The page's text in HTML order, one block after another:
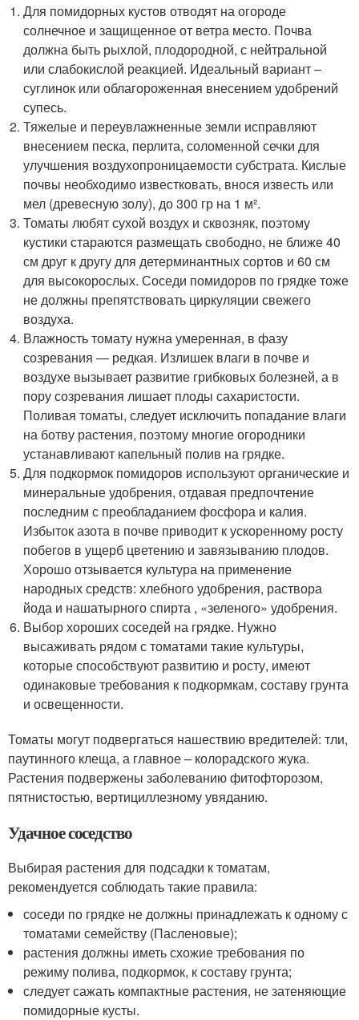
Для помидорных кустов отводят на огороде
солнечное и защищенное от ветра место. Почва
должна быть рыхлой, плодородной, с нейтральной
или слабокислой реакцией. Идеальный вариант –
суглинок или облагороженная внесением удобрений
супесь.
Тяжелые и переувлажненные земли исправляют
внесением песка, перлита, соломенной сечки для
улучшения воздухопроницаемости субстрата. Кислые
почвы необходимо известковать, внося известь или
мел (древесную золу), до 300 гр на 1 м².
Томаты любят сухой воздух и сквозняк, поэтому
кустики стараются размещать свободно, не ближе 40
см друг к другу для детерминантных сортов и 60 см
для высокорослых. Соседи помидоров по грядке тоже
не должны препятствовать циркуляции свежего
воздуха.
Влажность томату нужна умеренная, в фазу
созревания — редкая. Излишек влаги в почве и
воздухе вызывает развитие грибковых болезней, а в
пору созревания лишает плоды сахаристости.
Поливая томаты, следует исключить попадание влаги
на ботву растения, поэтому многие огородники
устанавливают капельный полив на грядке.
Для подкормок помидоров используют органические и
минеральные удобрения, отдавая предпочтение
последним с преобладанием фосфора и калия.
Избыток азота в почве приводит к ускоренному росту
побегов в ущерб цветению и завязыванию плодов.
Хорошо отзывается культура на применение
народных средств: хлебного удобрения, раствора
йода и нашатырного спирта , «зеленого» удобрения.
Выбор хороших соседей на грядке. Нужно
высаживать рядом с томатами такие культуры,
которые способствуют развитию и росту, имеют
одинаковые требования к подкормкам, составу грунта
и освещенности.
Томаты могут подвергаться нашествию вредителей: тли,
паутинного клеща, а главное – колорадского жука.
Растения подвержены заболеванию фитофторозом,
пятнистостью, вертициллезному увяданию.
Удачное соседство
Выбирая растения для подсадки к томатам,
рекомендуется соблюдать такие правила:
соседи по грядке не должны принадлежать к одному с
томатами семейству (Пасленовые);
растения должны иметь схожие требования по
режиму полива, подкормок, к составу грунта;
следует сажать компактные растения, не затеняющие
помидорные кусты.